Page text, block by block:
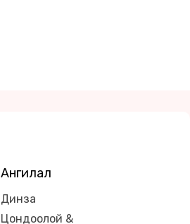
Ангилал
Динза
Цондоолой &